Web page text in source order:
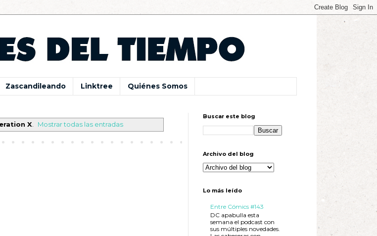
Zascandileando Linktree Quiénes Somos
X Mostrar todas las entradas
Buscar este blog
Archivo del blog
Lo más leído
Entre Cómics #143
DC apabulla esta
semana el podcast con
sus múltiples novedades.